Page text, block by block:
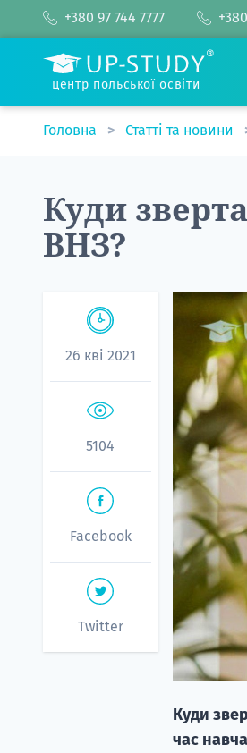
+380 97 744 7777
центр польської освіти
Головна Статті та новини
Куди
ВНЗ?
26 кві 2021
5104
Facebook
Twitter
Куди
час